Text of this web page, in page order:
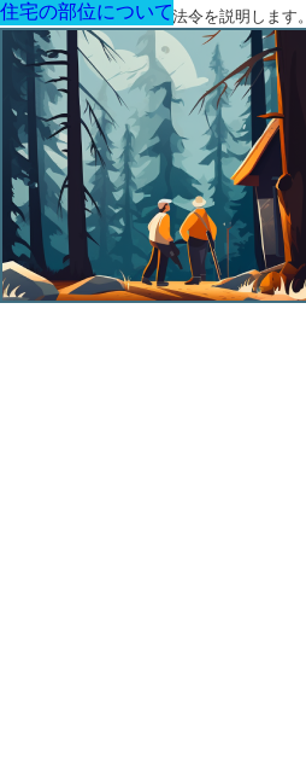
建築に関する用語と関連法令を説明します。
住宅の部位について
住宅の部位について
住宅の部位について
住宅の部位について
住宅の部位について
住宅の部位について
住宅の部位について